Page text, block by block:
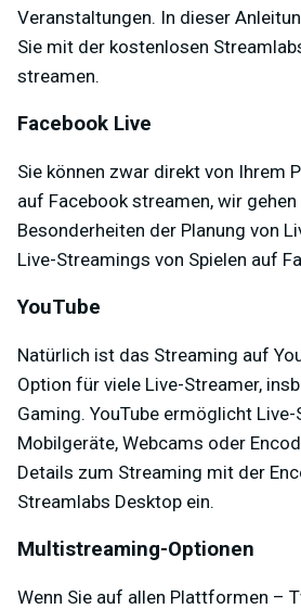
Veranstaltungen. In dieser
Sie mit der kostenlosen
streamen.
Facebook Live
Sie können zwar direkt von Ihrem
auf Facebook streamen, wir
Besonderheiten der Planung von
Live-Streamings von Spielen auf
YouTube
Natürlich ist das Streaming auf
Option für viele Live-Streamer,
Gaming. YouTube ermöglicht
Mobilgeräte, Webcams oder
Details zum Streaming mit der
Streamlabs Desktop ein.
Multistreaming-Optionen
Wenn Sie auf allen Plattformen –